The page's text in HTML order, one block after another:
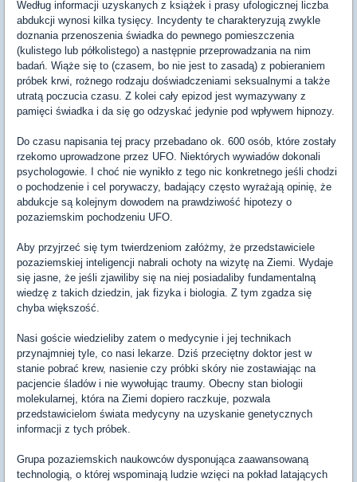
Według informacji uzyskanych z książek i prasy ufologicznej liczba
abdukcji wynosi kilka tysięcy. Incydenty te charakteryzują zwykle
doznania przenoszenia świadka do pewnego pomieszczenia
(kulistego lub półkolistego) a następnie przeprowadzania na nim
badań. Wiąże się to (czasem, bo nie jest to zasadą) z pobieraniem
próbek krwi, rożnego rodzaju doświadczeniami seksualnymi a także
utratą poczucia czasu. Z kolei cały epizod jest wymazywany z
pamięci świadka i da się go odzyskać jedynie pod wpływem hipnozy.
Do czasu napisania tej pracy przebadano ok. 600 osób, które zostały
rzekomo uprowadzone przez UFO. Niektórych wywiadów dokonali
psychologowie. I choć nie wynikło z tego nic konkretnego jeśli chodzi
o pochodzenie i cel porywaczy, badający często wyrażają opinię, że
abdukcje są kolejnym dowodem na prawdziwość hipotezy o
pozaziemskim pochodzeniu UFO.
Aby przyjrzeć się tym twierdzeniom załóżmy, że przedstawiciele
pozaziemskiej inteligencji nabrali ochoty na wizytę na Ziemi. Wydaje
się jasne, że jeśli zjawiliby się na niej posiadaliby fundamentalną
wiedzę z takich dziedzin, jak fizyka i biologia. Z tym zgadza się
chyba większość.
Nasi goście wiedzieliby zatem o medycynie i jej technikach
przynajmniej tyle, co nasi lekarze. Dziś przeciętny doktor jest w
stanie pobrać krew, nasienie czy próbki skóry nie zostawiając na
pacjencie śladów i nie wywołując traumy. Obecny stan biologii
molekularnej, która na Ziemi dopiero raczkuje, pozwala
przedstawicielom świata medycyny na uzyskanie genetycznych
informacji z tych próbek.
Grupa pozaziemskich naukowców dysponująca zaawansowaną
technologią, o której wspominają ludzie wzięci na pokład latających